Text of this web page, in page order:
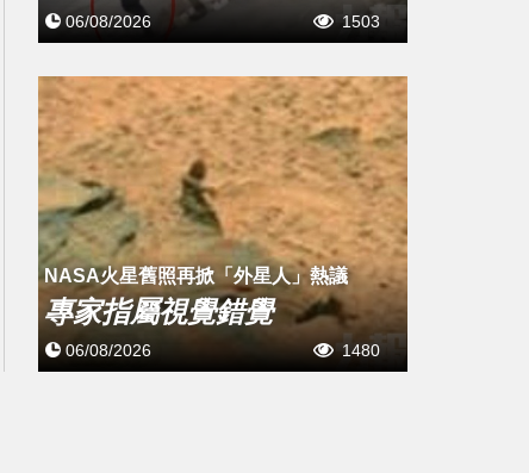
06/08/2026 1503
NASA火星舊照再掀「外星人」熱議
專家指屬視覺錯覺
06/08/2026 1480